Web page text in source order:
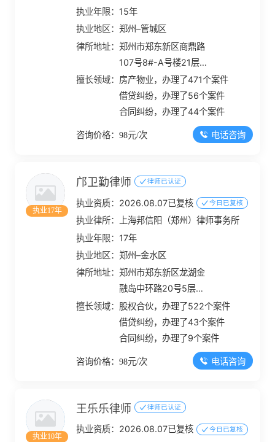
执业年限： 15年
执业地区：郑州–管城区
律所地址：郑州市郑东新区商鼎路
107号8#-A号楼21层
2107-2109
擅长领域： 房产物业，办理了471个案件
借贷纠纷，办理了56个案件
合同纠纷，办理了44个案件
咨询价格：98元/次 电话咨询
执业17年
邝卫勤律师 律师已认证
执业资质： 2026.08.07已复核 今日已复核
执业律所：
上海邦信阳（郑州）律师事务所
执业年限： 17年
执业地区：郑州–金水区
律所地址：郑州市郑东新区龙湖金
融岛中环路20号5层
501
擅长领域： 股权合伙，办理了522个案件
借贷纠纷，办理了43个案件
合同纠纷，办理了9个案件
咨询价格：98元/次 电话咨询
执业10年
王乐乐律师 律师已认证
执业资质： 2026.08.07已复核 今日已复核